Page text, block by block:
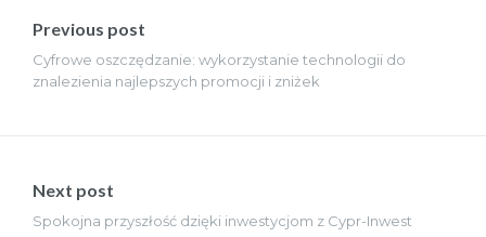
wpisu
Previous post
Cyfrowe oszczędzanie: wykorzystanie technologii do
znalezienia najlepszych promocji i zniżek
Next post
Spokojna przyszłość dzięki inwestycjom z Cypr-Inwest